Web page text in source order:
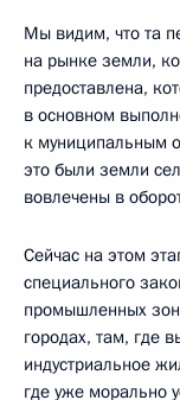
Мы видим, что та
на рынке земли,
предоставлена,
в основном
к муниципальным
это были земли
вовлечены в
Сейчас на этом
специального
промышленных
городах, там, где
индустриальное
где уже морально